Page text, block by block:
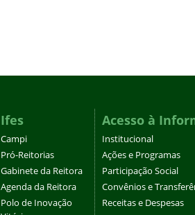
Ifes
Campi
Pró-Reitorias
Gabinete da Reitora
Agenda da Reitora
Polo de Inovação
Acesso à
Institucional
Ações e Programas
Participação Social
Convênios e
Receitas e Despesas